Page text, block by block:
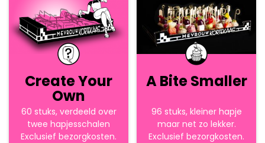
Create Your
Own
60 stuks, verdeeld over
twee hapjesschalen
Exclusief bezorgkosten.
A Bite Smaller
96 stuks, kleiner hapje
maar net zo lekker.
Exclusief bezorgkosten.